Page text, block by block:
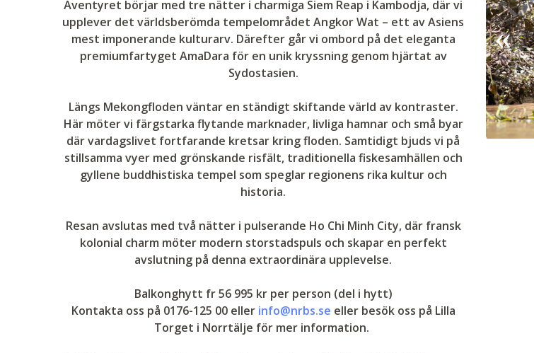
Äventyret börjar med tre nätter i charmiga Siem Reap i Kambodja, där vi
upplever det världsberömda tempelområdet Angkor Wat – ett av Asiens
mest imponerande kulturarv. Därefter går vi ombord på det eleganta
premiumfartyget AmaDara för en unik kryssning genom hjärtat av
Sydostasien.
Längs Mekongfloden väntar en ständigt skiftande värld av kontraster.
Här möter vi färgstarka flytande marknader, livliga hamnar och små byar
där vardagslivet fortfarande kretsar kring floden. Samtidigt bjuds vi på
stillsamma vyer med grönskande risfält, traditionella fiskesamhällen och
gyllene buddhistiska tempel som speglar regionens rika kultur och
historia.
Resan avslutas med två nätter i pulserande Ho Chi Minh City, där fransk
kolonial charm möter modern storstadspuls och skapar en perfekt
avslutning på denna extraordinära upplevelse.
Balkonghytt fr 56 995 kr per person (del i hytt)
Kontakta oss på 0176-125 00 eller info@nrbs.se eller besök oss på Lilla
Torget i Norrtälje för mer information.